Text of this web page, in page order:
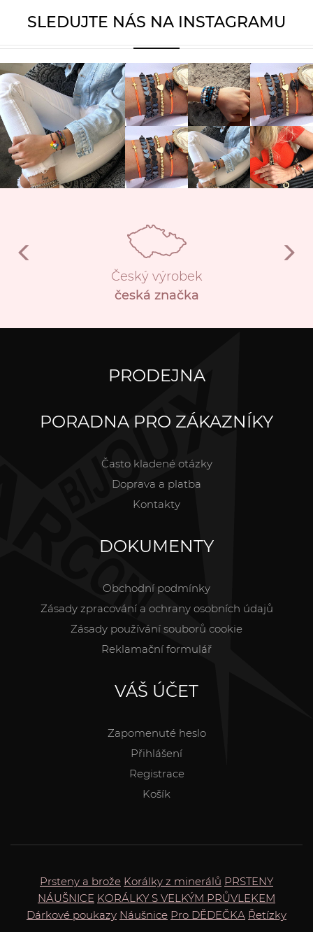
SLEDUJTE NÁS NA INSTAGRAMU
Český výrobek
česká značka
PRODEJNA
PORADNA PRO ZÁKAZNÍKY
Často kladené otázky
Doprava a platba
Kontakty
DOKUMENTY
Obchodní podmínky
Zásady zpracování a ochrany osobních údajů
Zásady používání souborů cookie
Reklamační formulář
VÁŠ ÚČET
Zapomenuté heslo
Přihlášení
Registrace
Košík
Prsteny a brože Korálky z minerálů PRSTENY
NÁUŠNICE KORÁLKY S VELKÝM PRŮVLEKEM
Dárkové poukazy Náušnice Pro DĚDEČKA Řetízky